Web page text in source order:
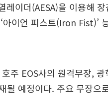
이더(AESA)을 이용해
이언 피스트(Iron Fist)’
주 EOS사의 원격무장, 광
될 예정이다. 주요 무장으